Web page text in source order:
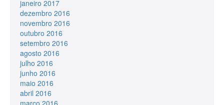
janeiro 2017
dezembro 2016
novembro 2016
outubro 2016
setembro 2016
agosto 2016
julho 2016
junho 2016
maio 2016
abril 2016
março 2016